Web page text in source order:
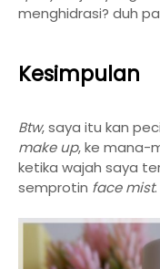
menghidrasi? duh
Kesimpulan
Btw, saya itu kan
make up, ke mana-
ketika wajah saya
semprotin face mist.